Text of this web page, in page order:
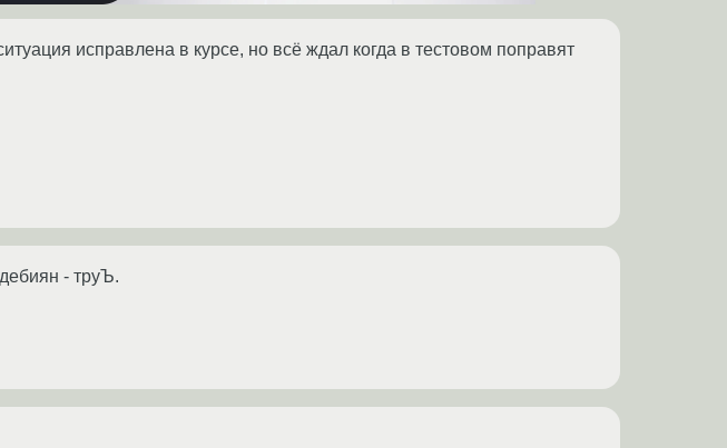
исправлена в курсе, но всё ждал когда в тестовом поправят
- труЪ.